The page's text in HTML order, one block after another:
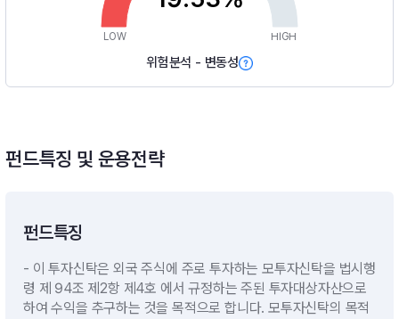
LOW HIGH
위험분석 - 변동성
펀드특징 및 운용전략
펀드특징
- 이 투자신탁은 외국 주식에 주로 투자하는 모투자신탁을 법시행
령 제 94조 제2항 제4호 에서 규정하는 주된 투자대상자산으로
하여 수익을 추구하는 것을 목적으로 합니다. 모투자신탁의 목적